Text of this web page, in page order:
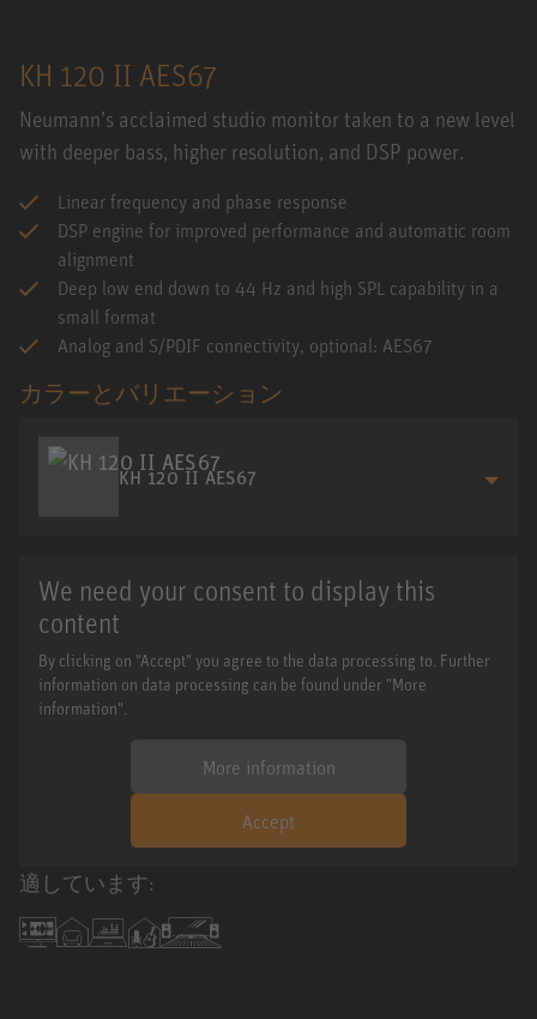
KH 120 II AES67
Neumann’s acclaimed studio monitor taken to a new level
with deeper bass, higher resolution, and DSP power.
Linear frequency and phase response
DSP engine for improved performance and automatic room
alignment
Deep low end down to 44 Hz and high SPL capability in a
small format
Analog and S/PDIF connectivity, optional: AES67
カラーとバリエーション
KH 120 II AES67
We need your consent to display this
content
By clicking on "Accept" you agree to the data processing to. Further
information on data processing can be found under "More
information".
More information
Accept
適しています: